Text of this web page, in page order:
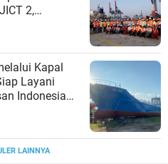
2,
of Tanjung
Kapal
Indonesia
LAINNYA